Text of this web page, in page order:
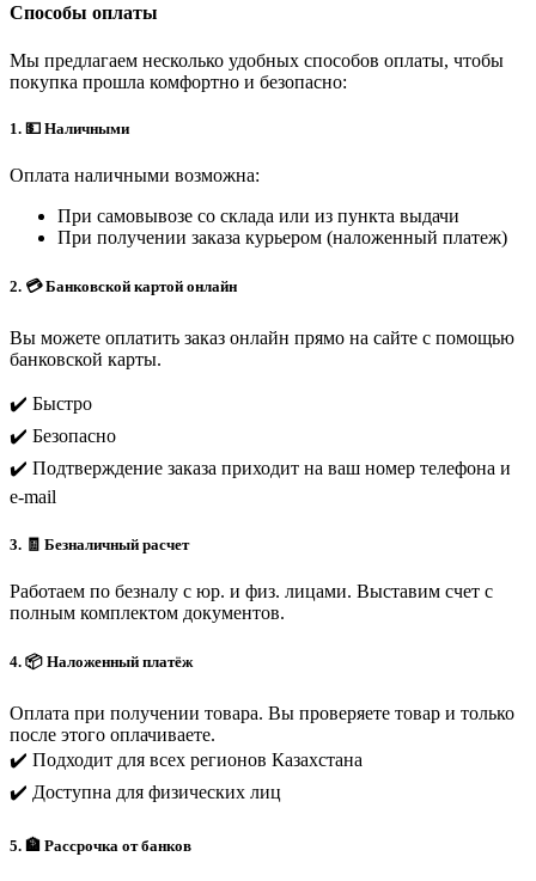
Способы оплаты
Мы предлагаем несколько удобных способов оплаты, чтобы
покупка прошла комфортно и безопасно:
1. 💵 Наличными
Оплата наличными возможна:
При самовывозе со склада или из пункта выдачи
При получении заказа курьером (наложенный платеж)
2. 💳 Банковской картой онлайн
Вы можете оплатить заказ онлайн прямо на сайте с помощью
банковской карты.
✔️ Быстро
✔️ Безопасно
✔️ Подтверждение заказа приходит на ваш номер телефона и
e-mail
3. 🧾 Безналичный расчет
Работаем по безналу с юр. и физ. лицами. Выставим счет с
полным комплектом документов.
4. 📦 Наложенный платёж
Оплата при получении товара. Вы проверяете товар и только
после этого оплачиваете.
✔️ Подходит для всех регионов Казахстана
✔️ Доступна для физических лиц
5. 🏦 Рассрочка от банков